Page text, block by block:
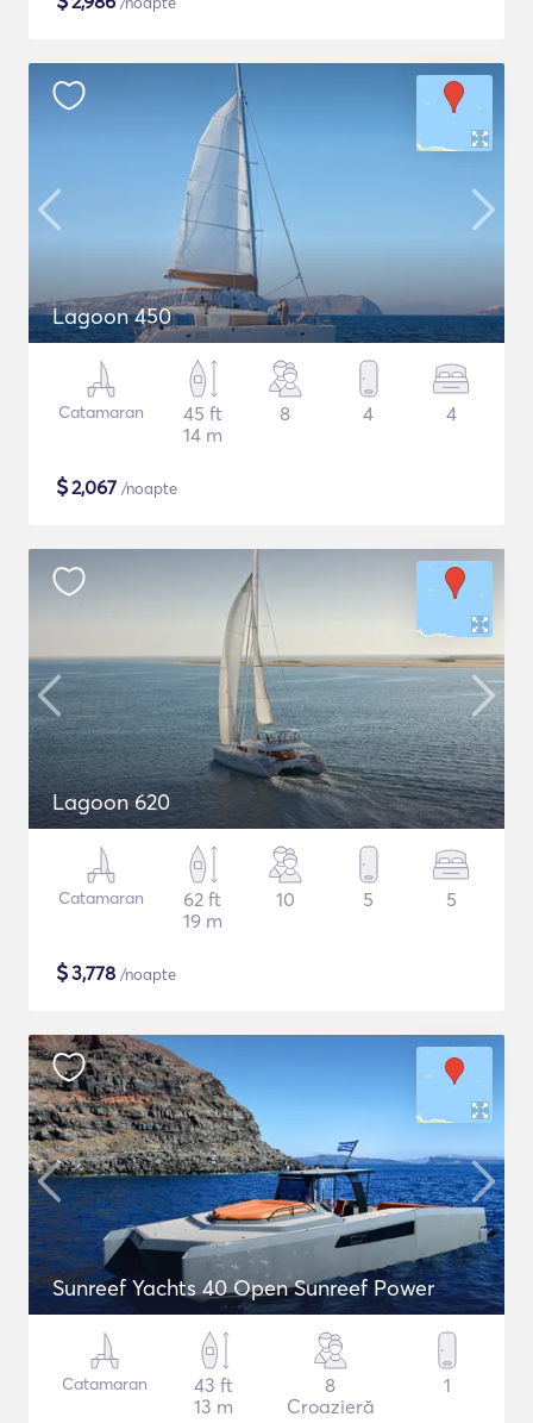
Lagoon 450
Catamaran
45 ft
14 m
8 4 4
$2,067 /noapte
Lagoon 620
Catamaran
62 ft
19 m
10 5 5
$3,778 /noapte
Sunreef Yachts 40 Open Sunreef Power
Catamaran
43 ft
13 m
8
Croazieră
1